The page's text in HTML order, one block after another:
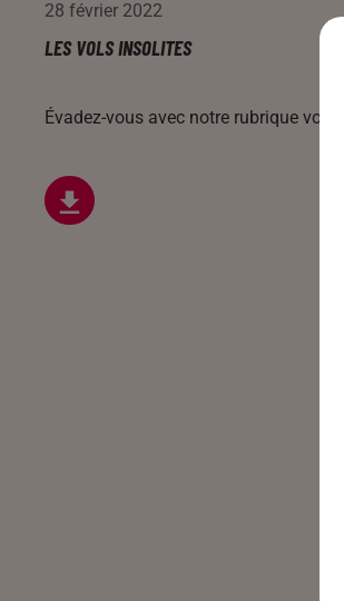
28 février 2022
LES VOLS INSOLITES
Évadez-vous avec notre rubrique